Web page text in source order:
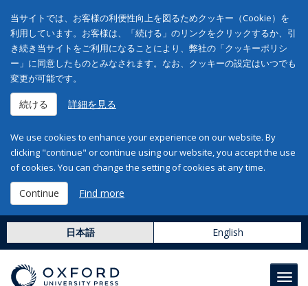
当サイトでは、お客様の利便性向上を図るためクッキー（Cookie）を
利用しています。お客様は、「続ける」のリンクをクリックするか、引
き続き当サイトをご利用になることにより、弊社の「クッキーポリシ
ー」に同意したものとみなされます。なお、クッキーの設定はいつでも
変更が可能です。
続ける 詳細を見る
We use cookies to enhance your experience on our website. By
clicking "continue" or continue using our website, you accept the use
of cookies. You can change the setting of cookies at any time.
Continue Find more
日本語 English